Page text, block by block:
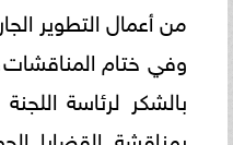
من أعمال التطوير
وفي ختام
بالشكر لرئاسة